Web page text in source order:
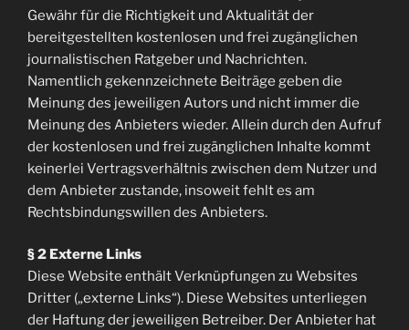
Gewähr für die Richtigkeit und Aktualität der
bereitgestellten kostenlosen und frei zugänglichen
journalistischen Ratgeber und Nachrichten.
Namentlich gekennzeichnete Beiträge geben die
Meinung des jeweiligen Autors und nicht immer die
Meinung des Anbieters wieder. Allein durch den Aufruf
der kostenlosen und frei zugänglichen Inhalte kommt
keinerlei Vertragsverhältnis zwischen dem Nutzer und
dem Anbieter zustande, insoweit fehlt es am
Rechtsbindungswillen des Anbieters.
§ 2 Externe Links
Diese Website enthält Verknüpfungen zu Websites
Dritter („externe Links“). Diese Websites unterliegen
der Haftung der jeweiligen Betreiber. Der Anbieter hat